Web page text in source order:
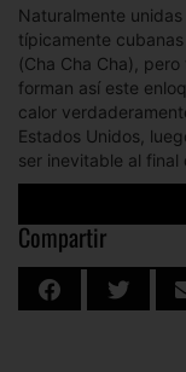
Naturalmente
típicamente
(Cha Cha Cha),
forman así este
calor
Estados Unidos,
ser inevitable al final
haber explorado
luego la loca
finalmente los
analiza el impacto y
Calypso en otros
Compartir